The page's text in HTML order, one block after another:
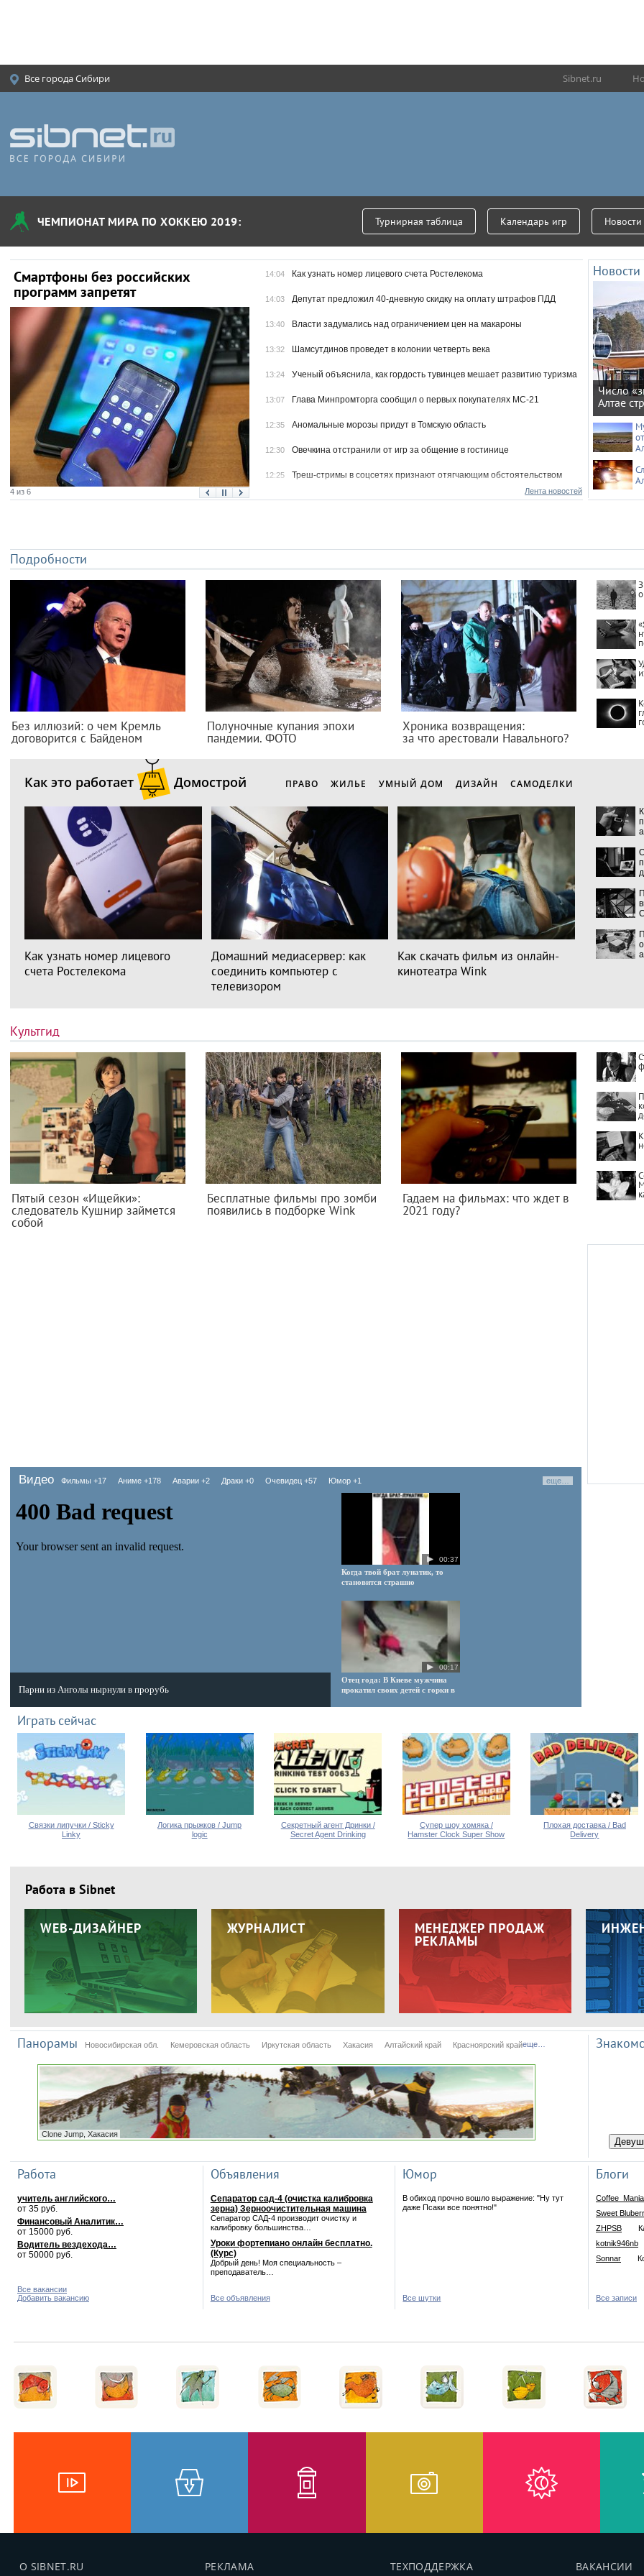
Все города Сибири Sibnet.ru
ЧЕМПИОНАТ МИРА ПО ХОККЕЮ 2019: Турнирная таблица Календарь игр
Смартфоны без российских
программ запретят
Создан полностью искусственный
коронавирус
Минфин отметил
доходов от
4 из 6
14:04 Как узнать номер лицевого счета Ростелекома
14:03 Депутат предложил 40-дневную скидку на оплату штрафов ПДД
13:40 Власти задумались над ограничением цен на макароны
13:32 Шамсутдинов проведет в колонии четверть века
13:24 Ученый объяснила, как гордость тувинцев мешает развитию туризма
13:07 Глава Минпромторга сообщил о первых покупателях МС-21
12:35 Аномальные морозы придут в Томскую область
12:30 Овечкина отстранили от игр за общение в гостинице
12:25 Треш-стримы в соцсетях признают отягчающим обстоятельством
12:08 Более 80% россиян выразили недовольство зарплатами
11:41
Фигуристка Медведева проведет мастер-классы для детей
Владыка в СИЗе окропил святой водой ковидный госпиталь в
Кузбассе
Лента новостей
Новости
Число
Алтае
Подробности
Без иллюзий: о чем Кремль
договорится с Байденом
Полуночные купания эпохи
пандемии. ФОТО
Хроника возвращения:
за что арестовали Навального?
Как это работает Домострой ПРАВО ЖИЛЬЕ УМНЫЙ ДОМ ДИЗАЙН САМОДЕЛКИ
Как узнать номер лицевого
счета Ростелекома
Домашний медиасервер: как
соединить компьютер с
телевизором
Как скачать фильм из онлайн-
кинотеатра Wink
Культгид
Пятый сезон «Ищейки»:
следователь Кушнир займется
собой
Бесплатные фильмы про зомби
появились в подборке Wink
Гадаем на фильмах: что ждет в
2021 году?
Видео Фильмы +17 Аниме +178 Аварии +2 Драки +0 Очевидец +57 Юмор +1 еще…
Парни из Анголы нырнули в прорубь
00:37
Когда твой брат лунатик, то
становится страшно
00:17
Отец года: В Киеве мужчина
прокатил своих детей с горки в
03:08
Домино и коты видео для
очистки разума
Играть сейчас
Связки липучки / Sticky
Linky
Логика прыжков / Jump
logic
Секретный агент Дринки /
Secret Agent Drinking
Супер шоу хомяка /
Hamster Clock Super Show
Плохая доставка / Bad
Delivery
Работа в Sibnet
WEB-ДИЗАЙНЕР ЖУРНАЛИСТ МЕНЕДЖЕР ПРОДАЖ
РЕКЛАМЫ
Панорамы Новосибирская обл. Кемеровская область Иркутская область Хакасия Алтайский край Красноярский крайеще…
Clone Jump, Хакасия
Работа
учитель английского…
от 35 руб.
Финансовый Аналитик…
от 15000 руб.
Водитель вездехода…
от 50000 руб.
Все вакансии
Добавить вакансию
Объявления
Сепаратор сад-4 (очистка калибровка
зерна) Зерноочистительная машина
Сепаратор САД-4 производит очистку и
калибровку большинства…
Уроки фортепиано онлайн бесплатно.
(Курс)
Добрый день! Моя специальность –
преподаватель…
Все объявления
Юмор
В обиход прочно вошло выражение: "Ну тут
даже Псаки все понятно!"
Все шутки
Блоги
Sweet
ZHPSB
kotnik946nb
Sonnar
Все записи
О SIBNET.RU РЕКЛАМА ТЕХПОДДЕРЖКА ВАКАНСИИ